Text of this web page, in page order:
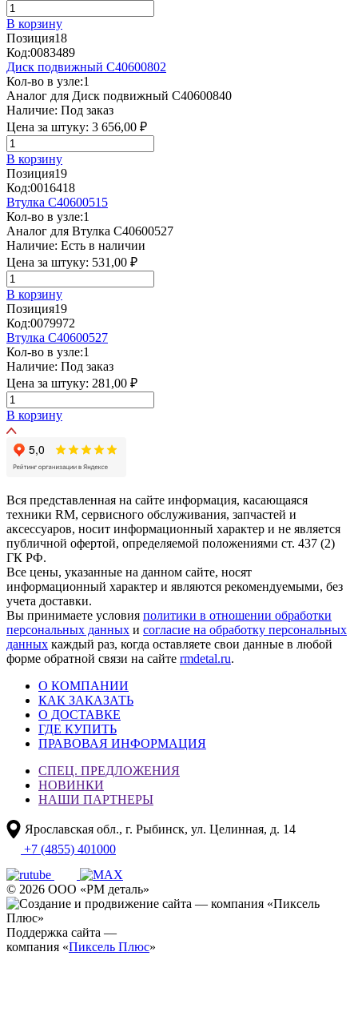
В корзину
Позиция18
Код:0083489
Диск подвижный C40600802
Кол-во в узле:1
Аналог для Диск подвижный C40600840
Наличие: Под заказ
Цена за штуку: 3 656,00 ₽
В корзину
Позиция19
Код:0016418
Втулка C40600515
Кол-во в узле:1
Аналог для Втулка C40600527
Наличие: Есть в наличии
Цена за штуку: 531,00 ₽
В корзину
Позиция19
Код:0079972
Втулка C40600527
Кол-во в узле:1
Наличие: Под заказ
Цена за штуку: 281,00 ₽
В корзину
Вся представленная на сайте информация, касающаяся
техники RM, сервисного обслуживания, запчастей и
аксессуаров, носит информационный характер и не является
публичной офертой, определяемой положениями ст. 437 (2)
ГК РФ.
Все цены, указанные на данном сайте, носят
информационный характер и являются рекомендуемыми, без
учета доставки.
Вы принимаете условия политики в отношении обработки
персональных данных и согласие на обработку персональных
данных каждый раз, когда оставляете свои данные в любой
форме обратной связи на сайте rmdetal.ru.
О КОМПАНИИ
КАК ЗАКАЗАТЬ
О ДОСТАВКЕ
ГДЕ КУПИТЬ
ПРАВОВАЯ ИНФОРМАЦИЯ
СПЕЦ. ПРЕДЛОЖЕНИЯ
НОВИНКИ
НАШИ ПАРТНЕРЫ
Ярославская обл., г. Рыбинск, ул. Целинная, д. 14
+7 (4855) 401000
© 2026 ООО «РМ деталь»
Поддержка сайта —
компания «Пиксель Плюс»